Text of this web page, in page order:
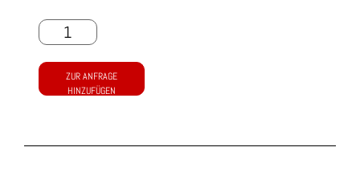
ZUR ANFRAGE
HINZUFÜGEN